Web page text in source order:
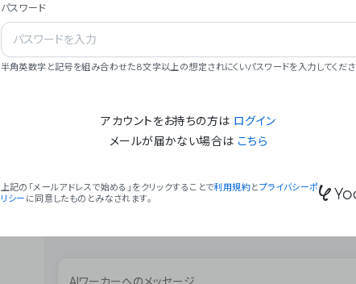
- **ビジョン**: 「Global Business Automation
### 会社概要
パスワード
半角英数字と記号を組み合わせた8文字以上の想定されにくいパスワードを入力してくださ
アカウントをお持ちの方は ログイン
メールが届かない場合は こちら
上記の「メールアドレスで始める」をクリックすることで利用規約とプライバシーポ
リシー に同意したものとみなされます。